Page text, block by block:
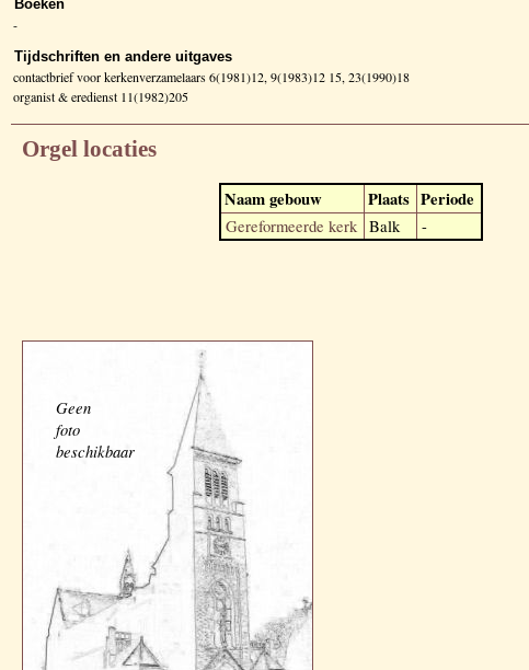
Boeken
-
Tijdschriften en andere uitgaves
contactbrief voor kerkenverzamelaars 6(1981)12, 9(1983)12 15, 23(1990)18
organist & eredienst 11(1982)205
Orgel locaties
Naam gebouw Plaats Periode
Gereformeerde kerk Balk -
Geen
foto
beschikbaar